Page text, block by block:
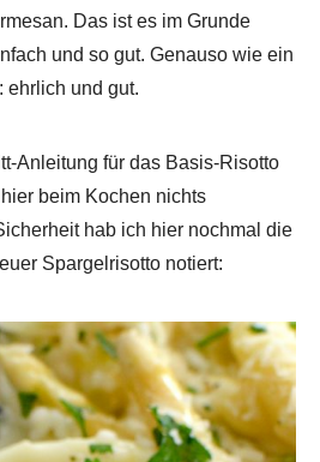
Das ist es im Grunde
und so gut. Genauso wie ein
ehrlich und gut.
Anleitung für das Basis-Risotto
beim Kochen nichts
hab ich hier nochmal die
Spargelrisotto notiert: